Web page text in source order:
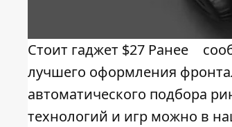
Стоит гаджет $27 Ранее
лучшего оформления
автоматического подбора
технологий и игр можно в